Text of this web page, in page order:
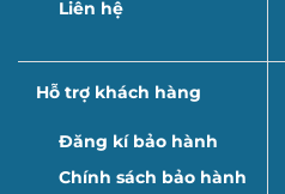
Liên hệ
Hỗ trợ khách hàng
Đăng kí bảo hành
Chính sách bảo hành